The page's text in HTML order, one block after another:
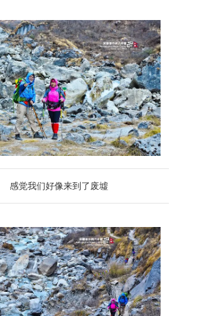
感觉我们好像来到了废墟